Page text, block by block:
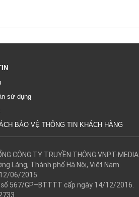
sử dụng
BẢO VỆ THÔNG TIN KHÁCH HÀNG
CÔNG TY TRUYỀN THÔNG VNPT-MEDIA
Láng, Thành phố Hà Nội, Việt Nam.
06/2015
567/GP–BTTTT cấp ngày 14/12/2016.